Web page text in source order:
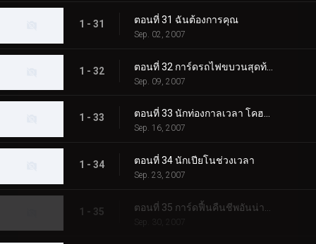
1 - 31 ตอนที่ 31 ฉันต้องการคุณ
Sep. 02, 2007
1 - 32
Sep. 09, 2007
1 - 33 ตอนที่ 33 นักท่องกาลเวลา โคฮานา
Sep. 16, 2007
1 - 34 ตอนที่ 34 นักเปียโนช่วงเวลา
Sep. 23, 2007
1 - 35
Sep. 30, 2007